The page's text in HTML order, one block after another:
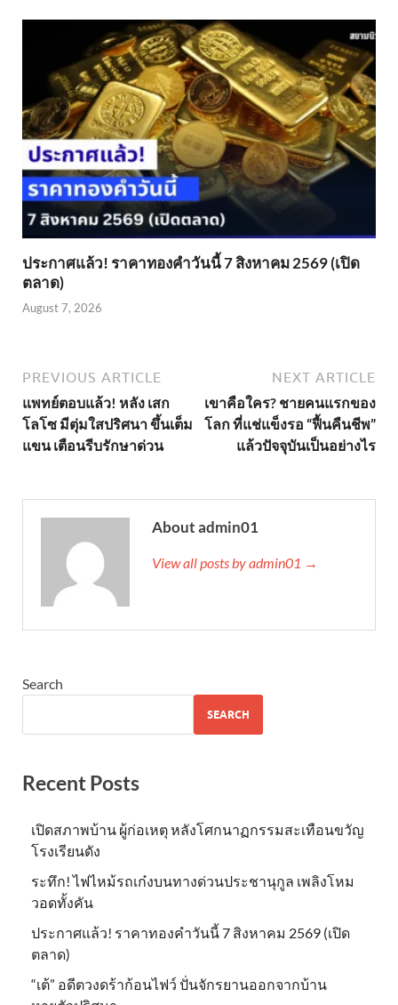
ประกาศแล้ว! ราคาทองคำวันนี้ 7 สิงหาคม 2569 (เปิด
ตลาด)
August 7, 2026
PREVIOUS ARTICLE
แพทย์ตอบแล้ว! หลัง เสก
โลโซ มีตุ่มใสปริศนา ขึ้นเต็ม
แขน เตือนรีบรักษาด่วน
NEXT ARTICLE
เขาคือใคร? ชายคนแรกของ
โลก ที่แช่แข็งรอ “ฟื้นคืนชีพ”
แล้วปัจจุบันเป็นอย่างไร
About admin01
View all posts by admin01 →
Search
SEARCH
Recent Posts
เปิดสภาพบ้าน ผู้ก่อเหตุ หลังโศกนาฏกรรมสะเทือนขวัญ
โรงเรียนดัง
ระทึก! ไฟไหม้รถเก๋งบนทางด่วนประชานุกูล เพลิงโหม
วอดทั้งคัน
ประกาศแล้ว! ราคาทองคำวันนี้ 7 สิงหาคม 2569 (เปิด
ตลาด)
“เต้” อดีตวงดร้าก้อนไฟว์ ปั่นจักรยานออกจากบ้าน